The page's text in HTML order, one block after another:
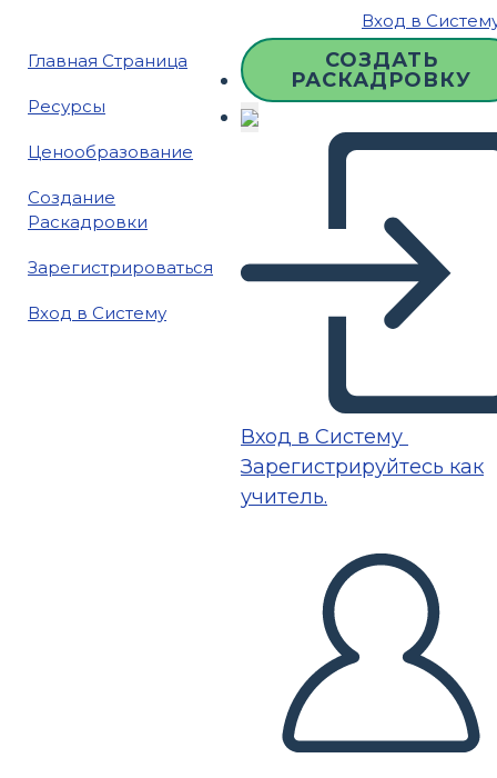
Вход в
Главная Страница
Ресурсы
Ценообразование
Создание
Раскадровки
Зарегистрироваться
Вход в Систему
СОЗДАТЬ
РАСКАДРОВКУ
Вход в Систему
Зарегистрируйтесь как
учитель.